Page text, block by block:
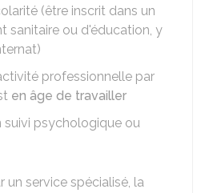
(être inscrit dans un
sanitaire ou d'éducation, y
professionnelle par
en âge de travailler
suivi psychologique ou
un service spécialisé, la